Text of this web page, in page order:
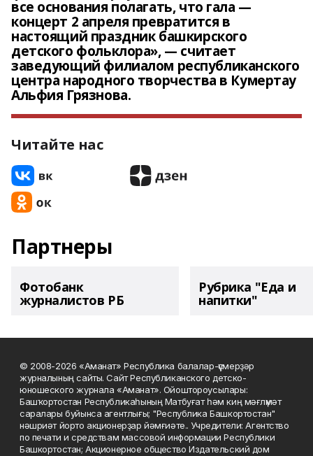
все основания полагать, что гала —
концерт 2 апреля превратится в
настоящий праздник башкирского
детского фольклора», — считает
заведующий филиалом республиканского
центра народного творчества в Кумертау
Альфия Грязнова.
Читайте нас
Партнеры
Фотобанк
журналистов РБ
Рубрика "Еда и
напитки"
© 2008-2026 «Аманат» Республика балалар-үҫмерҙәр
журналының сайты. Сайт Республиканского детско-
юношеского журнала «Аманат». Ойоштороусылары:
Башҡортостан Республикаһының Матбуғат һәм киң мәғлүмәт
саралары буйынса агентлығы; "Республика Башкортостан"
нәшриәт йорто акционерҙар йәмғиәте.. Учредители: Агентство
по печати и средствам массовой информации Республики
Башкортостан; Акционерное общество Издательский дом